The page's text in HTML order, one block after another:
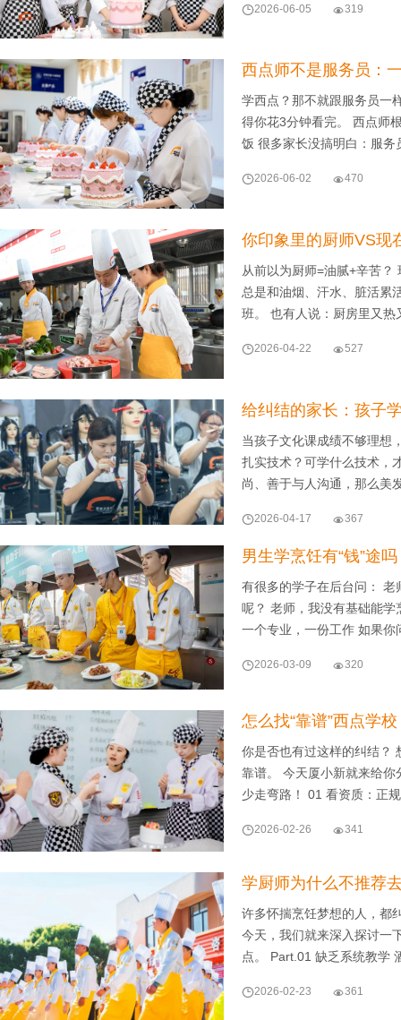
2026-06-05 319
西点师不是服务员：
学西点？那不就跟服务员一
得你花3分钟看完。 西点师
饭 很多家长没搞明白：服
2026-06-02 470
你印象里的厨师VS现
从前以为厨师=油腻+辛苦
总是和油烟、汗水、脏活累
班。 也有人说：厨房里又
2026-04-22 527
给纠结的家长：孩子
当孩子文化课成绩不够理想
扎实技术？可学什么技术，
尚、善于与人沟通，那么
2026-04-17 367
男生学烹饪有“钱”途
有很多的学子在后台问：
呢？ 老师，我没有基础能
一个专业，一份工作 如果
2026-03-09 320
怎么找“靠谱”西点学
你是否也有过这样的纠结？
靠谱。 今天厦小新就来给
少走弯路！ 01 看资质：正
2026-02-26 341
学厨师为什么不推荐
许多怀揣烹饪梦想的人，都
今天，我们就来深入探讨一
点。 Part.01 缺乏系统教
2026-02-23 361